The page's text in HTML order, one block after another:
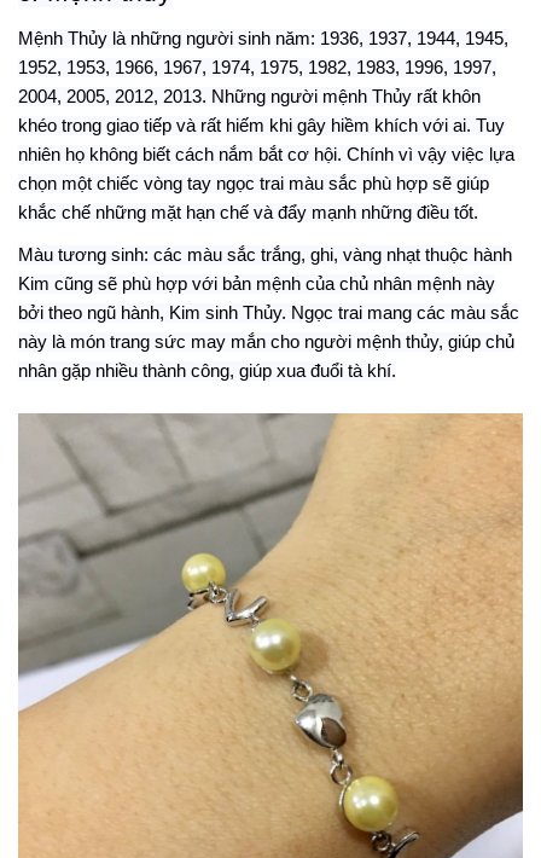
Mệnh Thủy là những người sinh năm: 1936, 1937, 1944, 1945,
1952, 1953, 1966, 1967, 1974, 1975, 1982, 1983, 1996, 1997,
2004, 2005, 2012, 2013. Những người mệnh Thủy rất khôn
khéo trong giao tiếp và rất hiếm khi gây hiềm khích với ai. Tuy
nhiên họ không biết cách nắm bắt cơ hội. Chính vì vậy việc lựa
chọn một chiếc vòng tay ngọc trai màu sắc phù hợp sẽ giúp
khắc chế những mặt hạn chế và đẩy mạnh những điều tốt.
Màu tương sinh: các màu sắc trắng, ghi, vàng nhạt thuộc hành
Kim cũng sẽ phù hợp với bản mệnh của chủ nhân mệnh này
bởi theo ngũ hành, Kim sinh Thủy. Ngọc trai mang các màu sắc
này là món trang sức may mắn cho người mệnh thủy, giúp chủ
nhân gặp nhiều thành công, giúp xua đuổi tà khí.